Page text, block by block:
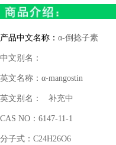
产品中文名称： α-倒捻子素
中文别名：
英文名称：α-mangostin
英文别名： 补充中
CAS NO ： 6147-11-1
分子式： C24H26O6